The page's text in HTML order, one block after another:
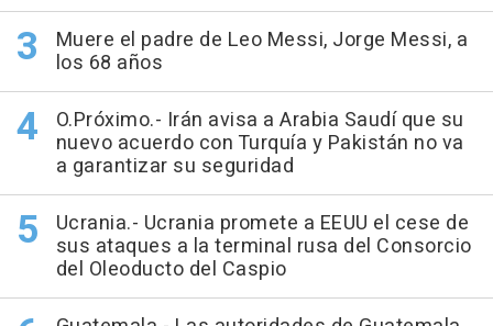
Muere el padre de Leo Messi, Jorge Messi, a
los 68 años
O.Próximo.- Irán avisa a Arabia Saudí que su
nuevo acuerdo con Turquía y Pakistán no va
a garantizar su seguridad
Ucrania.- Ucrania promete a EEUU el cese de
sus ataques a la terminal rusa del Consorcio
del Oleoducto del Caspio